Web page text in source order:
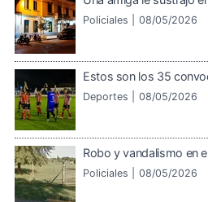
Policiales | 08/05/2026
Estos son los 35
Deportes | 08/05/2026
Robo y vandalismo en
Policiales | 08/05/2026